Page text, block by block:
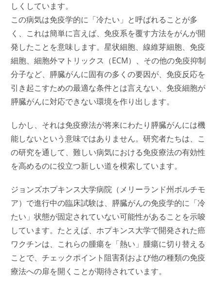
しくしています。
この病気は免疫学的に「冷たい」と呼ばれることが多
く、これは簡単に言えば、免疫系を覆す方法をがんが開
発したことを意味します。星状細胞、線維芽細胞、免疫
細胞、細胞外マトリックス（ECM）、その他の免疫抑制
分子など、膵臓がんに固有の多くの要因が、免疫反応を
引き起こすための最適な条件とは言えない、免疫細胞が
膵臓がんに対応できない環境を作り出します。
しかし、それは免疫療法が将来にわたり膵臓がんには機
能しないという意味ではありません。研究者たちは、こ
の研究を通して、難しい病気における免疫療法の有効性
を高めるのに役立つ新しい道を模索しています。
ジョンズホプキンス大学病院（メリーランド州ボルチモ
ア）で進行中の臨床試験は、膵臓がんの免疫学的に「冷
たい」状態が固定されていない可能性があることを示唆
しています。たとえば、ホプキンス大学で開発された癌
ワクチンは、これらの腫瘍を「熱い」腫瘍に切り替える
ことで、チェックポイント阻害剤および他の種類の免疫
療法への扉を開くことが期待されています。